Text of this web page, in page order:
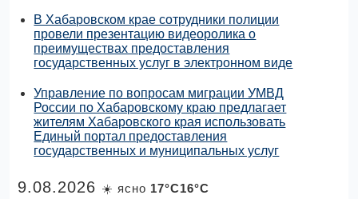
В Хабаровском крае сотрудники полиции
провели презентацию видеоролика о
преимуществах предоставления
государственных услуг в электронном виде
Управление по вопросам миграции УМВД
России по Хабаровскому краю предлагает
жителям Хабаровского края использовать
Единый портал предоставления
государственных и муниципальных услуг
9.08.2026 ☀️ ясно 17°C16°C